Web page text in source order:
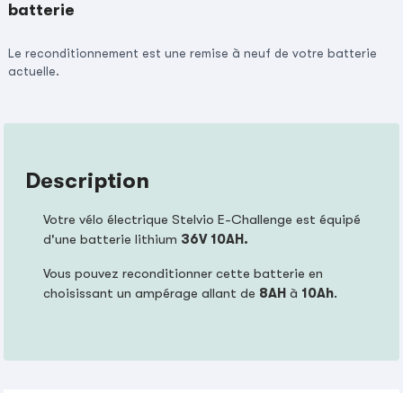
batterie
Le reconditionnement est une remise à neuf de votre batterie
actuelle.
Description
Votre vélo électrique Stelvio E-Challenge est équipé
d'une batterie lithium 36V 10AH.
Vous pouvez reconditionner cette batterie en
choisissant un ampérage allant de 8AH à 10Ah.